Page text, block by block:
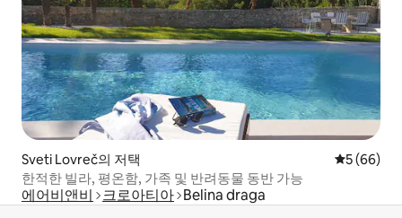
Sveti Lovreč의 저택 평점 5점(5
5 (66)
한적한 빌라, 평온함, 가족 및 반려동물 동반 가능
에어비앤비 크로아티아 Belina draga